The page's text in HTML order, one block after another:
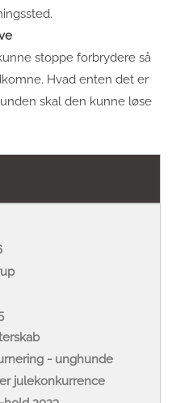
stoppe forbrydere så
Hvad enten det er
skal den kunne løse
- unghunde
julekonkurrence